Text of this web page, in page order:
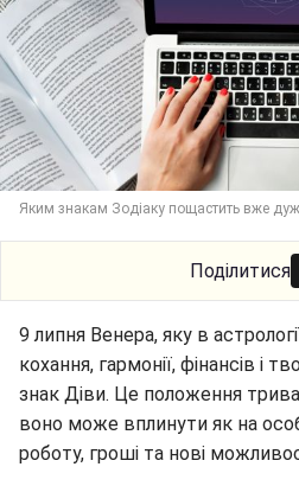
Яким знакам Зодіаку пощастить вже
Поділитися
9 липня Венера, яку в
кохання, гармонії, фінансів і
знак Діви. Це положення
воно може вплинути як на
роботу, гроші та нові